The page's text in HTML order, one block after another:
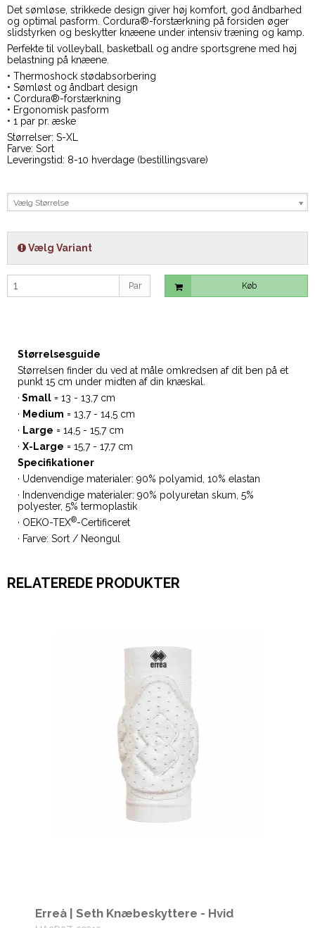
Det sømløse, strikkede design giver høj komfort, god åndbarhed
og optimal pasform. Cordura®-forstærkning på forsiden øger
slidstyrken og beskytter knæene under intensiv træning og kamp.
Perfekte til volleyball, basketball og andre sportsgrene med høj
belastning på knæene.
• Thermoshock stødabsorbering
• Sømløst og åndbart design
• Cordura®-forstærkning
• Ergonomisk pasform
• 1 par pr. æske
Størrelser: S-XL
Farve: Sort
Leveringstid: 8-10 hverdage (bestillingsvare)
Vælg Størrelse
Vælg Variant
Par Køb
Størrelsesguide
Størrelsen finder du ved at måle omkredsen af dit ben på et
punkt 15 cm under midten af din knæskal.
· Small = 13 - 13,7 cm
· Medium = 13,7 - 14,5 cm
· Large = 14,5 - 15,7 cm
· X-Large = 15,7 - 17,7 cm
Specifikationer
· Udenvendige materialer: 90% polyamid, 10% elastan
· Indenvendige materialer: 90% polyuretan skum, 5%
polyester, 5% termoplastik
· OEKO-TEX®-Certificeret
· Farve: Sort / Neongul
RELATEREDE PRODUKTER
Erreà | Seth Knæbeskyttere - Hvid